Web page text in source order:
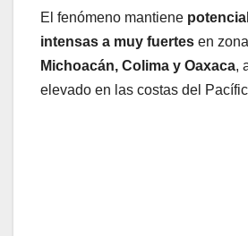
El fenómeno mantiene
intensas a muy fuertes en
Michoacán, Colima y Oaxaca,
elevado en las costas del